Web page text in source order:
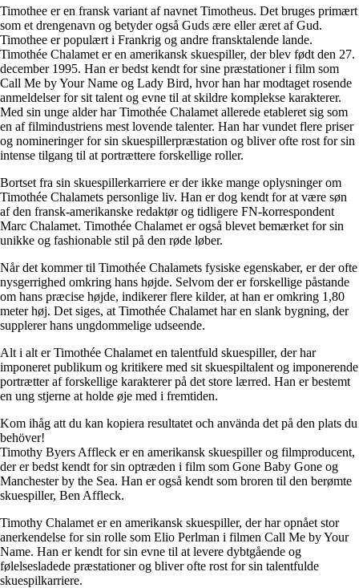
Timothee er en fransk variant af navnet Timotheus. Det bruges primært
som et drengenavn og betyder også Guds ære eller æret af Gud.
Timothee er populært i Frankrig og andre fransktalende lande.
Timothée Chalamet er en amerikansk skuespiller, der blev født den 27.
december 1995. Han er bedst kendt for sine præstationer i film som
Call Me by Your Name og Lady Bird, hvor han har modtaget rosende
anmeldelser for sit talent og evne til at skildre komplekse karakterer.
Med sin unge alder har Timothée Chalamet allerede etableret sig som
en af filmindustriens mest lovende talenter. Han har vundet flere priser
og nomineringer for sin skuespillerpræstation og bliver ofte rost for sin
intense tilgang til at portrættere forskellige roller.
Bortset fra sin skuespillerkarriere er der ikke mange oplysninger om
Timothée Chalamets personlige liv. Han er dog kendt for at være søn
af den fransk-amerikanske redaktør og tidligere FN-korrespondent
Marc Chalamet. Timothée Chalamet er også blevet bemærket for sin
unikke og fashionable stil på den røde løber.
Når det kommer til Timothée Chalamets fysiske egenskaber, er der ofte
nysgerrighed omkring hans højde. Selvom der er forskellige påstande
om hans præcise højde, indikerer flere kilder, at han er omkring 1,80
meter høj. Det siges, at Timothée Chalamet har en slank bygning, der
supplerer hans ungdommelige udseende.
Alt i alt er Timothée Chalamet en talentfuld skuespiller, der har
imponeret publikum og kritikere med sit skuespiltalent og imponerende
portrætter af forskellige karakterer på det store lærred. Han er bestemt
en ung stjerne at holde øje med i fremtiden.
Kom ihåg att du kan kopiera resultatet och använda det på den plats du
behöver!
Timothy Byers Affleck er en amerikansk skuespiller og filmproducent,
der er bedst kendt for sin optræden i film som Gone Baby Gone og
Manchester by the Sea. Han er også kendt som broren til den berømte
skuespiller, Ben Affleck.
Timothy Chalamet er en amerikansk skuespiller, der har opnået stor
anerkendelse for sin rolle som Elio Perlman i filmen Call Me by Your
Name. Han er kendt for sin evne til at levere dybtgående og
følelsesladede præstationer og bliver ofte rost for sin talentfulde
skuespilkarriere.